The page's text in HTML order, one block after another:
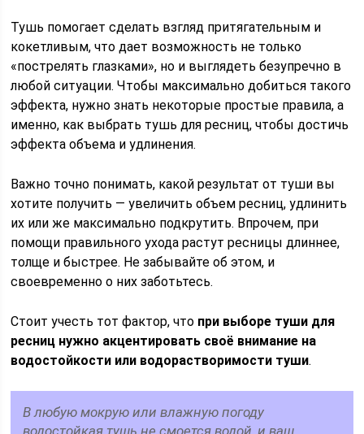
Тушь помогает сделать взгляд притягательным и
кокетливым, что дает возможность не только
«пострелять глазками», но и выглядеть безупречно в
любой ситуации. Чтобы максимально добиться такого
эффекта, нужно знать некоторые простые правила, а
именно, как выбрать тушь для ресниц, чтобы достичь
эффекта объема и удлинения.
Важно точно понимать, какой результат от туши вы
хотите получить — увеличить объем ресниц, удлинить
их или же максимально подкрутить. Впрочем, при
помощи правильного ухода растут ресницы длиннее,
толще и быстрее. Не забывайте об этом, и
своевременно о них заботьтесь.
Стоит учесть тот фактор, что при выборе туши для
ресниц нужно акцентировать своё внимание на
водостойкости или водорастворимости туши.
В любую мокрую или влажную погоду
водостойкая тушь не смоется водой, и ваш